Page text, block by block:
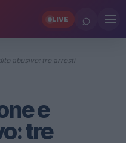
LIVE ⌕
abusivo: tre arresti
e
tre